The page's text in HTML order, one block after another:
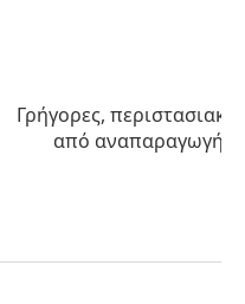
Γρήγορες,
από αναπαραγωγή